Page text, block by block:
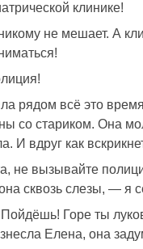
клинике!
не мешает. А
рядом всё это
со стариком. Она
И вдруг как
не вызывайте
сквозь слезы, — я
Горе ты
Елена, она